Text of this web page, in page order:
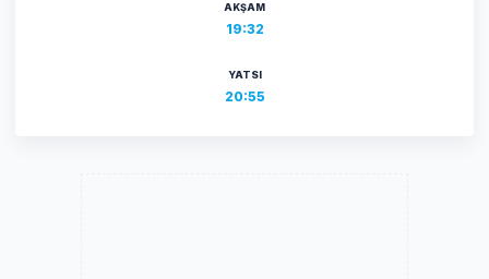
AKŞAM
19:32
YATSI
20:55